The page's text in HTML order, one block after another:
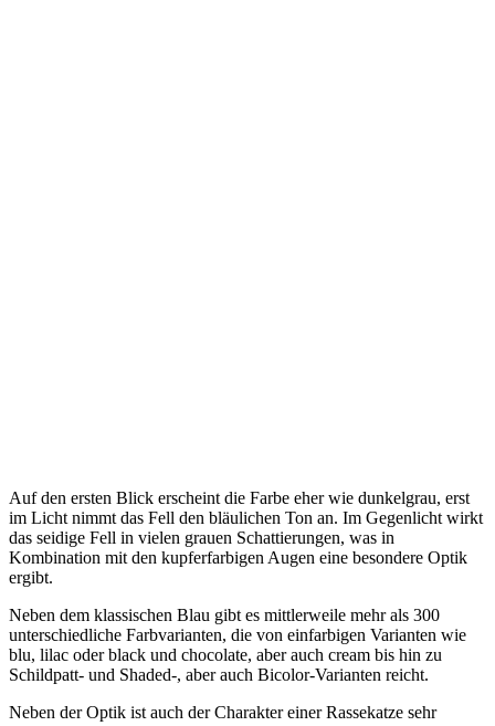
Auf den ersten Blick erscheint die Farbe eher wie dunkelgrau, erst
im Licht nimmt das Fell den bläulichen Ton an. Im Gegenlicht wirkt
das seidige Fell in vielen grauen Schattierungen, was in
Kombination mit den kupferfarbigen Augen eine besondere Optik
ergibt.
Neben dem klassischen Blau gibt es mittlerweile mehr als 300
unterschiedliche Farbvarianten, die von einfarbigen Varianten wie
blu, lilac oder black und chocolate, aber auch cream bis hin zu
Schildpatt- und Shaded-, aber auch Bicolor-Varianten reicht.
Neben der Optik ist auch der Charakter einer Rassekatze sehr